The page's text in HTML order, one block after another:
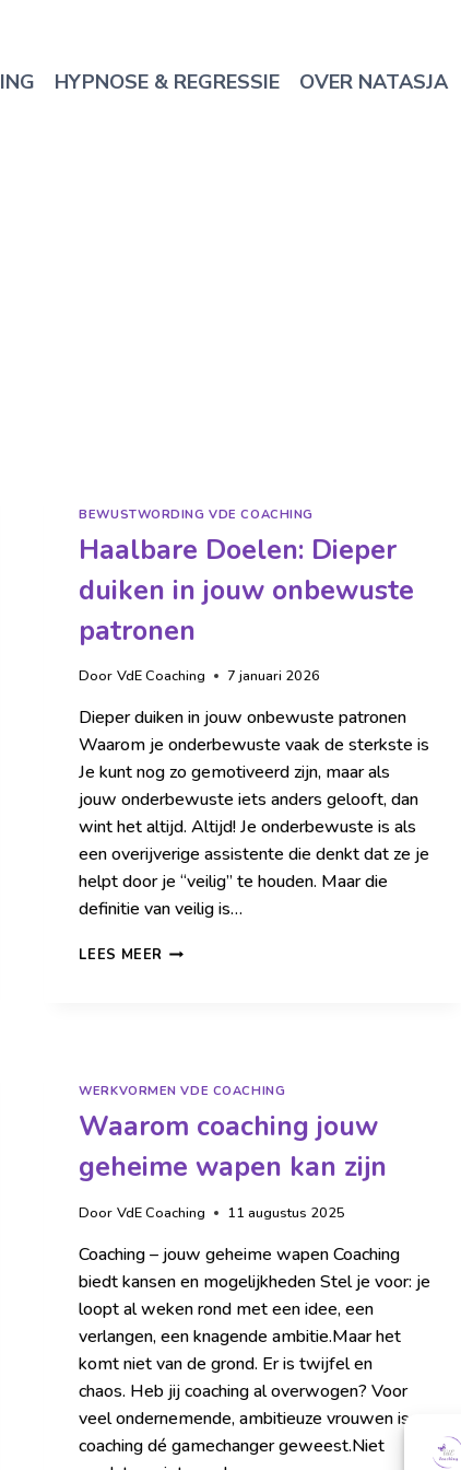
HYPNOSE & REGRESSIE OVER NATASJA
BEWUSTWORDING VDE COACHING
Haalbare Doelen: Dieper
duiken in jouw onbewuste
patronen
Door VdE Coaching 7 januari 2026
Dieper duiken in jouw onbewuste patronen
Waarom je onderbewuste vaak de sterkste is
Je kunt nog zo gemotiveerd zijn, maar als
jouw onderbewuste iets anders gelooft, dan
wint het altijd. Altijd! Je onderbewuste is als
een overijverige assistente die denkt dat ze je
helpt door je “veilig” te houden. Maar die
definitie van veilig is…
LEES MEER
WERKVORMEN VDE COACHING
Waarom coaching jouw
geheime wapen kan zijn
Door VdE Coaching 11 augustus 2025
Coaching – jouw geheime wapen Coaching
biedt kansen en mogelijkheden Stel je voor: je
loopt al weken rond met een idee, een
verlangen, een knagende ambitie.Maar het
komt niet van de grond. Er is twijfel en
chaos. Heb jij coaching al overwogen? Voor
veel ondernemende, ambitieuze vrouwen is
coaching dé gamechanger geweest.Niet